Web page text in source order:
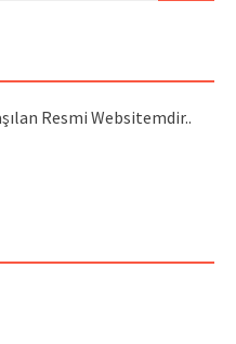
Resmi Websitemdir..